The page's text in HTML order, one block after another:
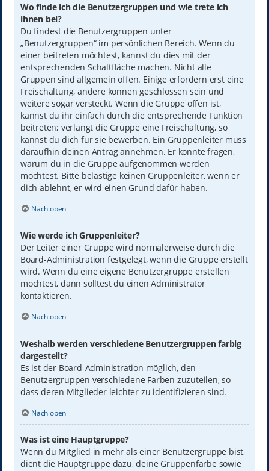
Wo finde ich die Benutzergruppen und wie trete ich
ihnen bei?
Du findest die Benutzergruppen unter
„Benutzergruppen“ im persönlichen Bereich. Wenn du
einer beitreten möchtest, kannst du dies mit der
entsprechenden Schaltfläche machen. Nicht alle
Gruppen sind allgemein offen. Einige erfordern erst eine
Freischaltung, andere können geschlossen sein und
weitere sogar versteckt. Wenn die Gruppe offen ist,
kannst du ihr einfach durch die entsprechende Funktion
beitreten; verlangt die Gruppe eine Freischaltung, so
kannst du dich für sie bewerben. Ein Gruppenleiter muss
daraufhin deinen Antrag annehmen. Er könnte fragen,
warum du in die Gruppe aufgenommen werden
möchtest. Bitte belästige keinen Gruppenleiter, wenn er
dich ablehnt, er wird einen Grund dafür haben.
Nach oben
Wie werde ich Gruppenleiter?
Der Leiter einer Gruppe wird normalerweise durch die
Board-Administration festgelegt, wenn die Gruppe erstellt
wird. Wenn du eine eigene Benutzergruppe erstellen
möchtest, dann solltest du einen Administrator
kontaktieren.
Nach oben
Weshalb werden verschiedene Benutzergruppen farbig
dargestellt?
Es ist der Board-Administration möglich, den
Benutzergruppen verschiedene Farben zuzuteilen, so
dass deren Mitglieder leichter zu identifizieren sind.
Nach oben
Was ist eine Hauptgruppe?
Wenn du Mitglied in mehr als einer Benutzergruppe bist,
dient die Hauptgruppe dazu, deine Gruppenfarbe sowie